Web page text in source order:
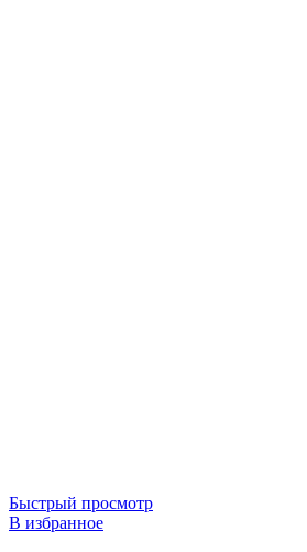
Быстрый просмотр
В избранное